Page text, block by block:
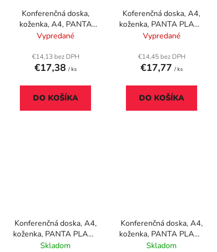
Konferenčná doska,
koženka, A4, PANTA
PLAST, čierna
Vypredané
€14,13 bez DPH
€17,38 / ks
DO KOŠÍKA
Koferenčná doska, A4,
koženka, PANTA PLAST
"Optimus", bordová
Vypredané
€14,45 bez DPH
€17,77 / ks
DO KOŠÍKA
Konferenčná doska, A4,
koženka, PANTA PLAST
"Optimus", čierna
Skladom
Konferenčná doska, A4,
koženka, PANTA PLAST
"Optimus", modrá
Skladom